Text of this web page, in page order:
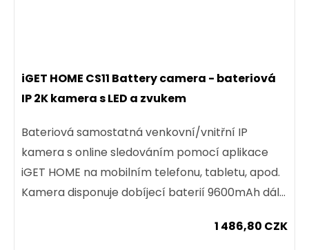
iGET HOME CS11 Battery camera - bateriová
IP 2K kamera s LED a zvukem
Bateriová samostatná venkovní/vnitřní IP
kamera s online sledováním pomocí aplikace
iGET HOME na mobilním telefonu, tabletu, apod.
Kamera disponuje dobíjecí baterií 9600mAh dále
1 486,80 CZK